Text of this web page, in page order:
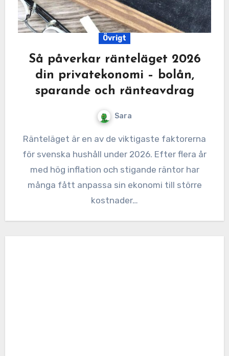
Övrigt
Så påverkar ränteläget 2026
din privatekonomi – bolån,
sparande och ränteavdrag
Sara
Ränteläget är en av de viktigaste faktorerna
för svenska hushåll under 2026. Efter flera år
med hög inflation och stigande räntor har
många fått anpassa sin ekonomi till större
kostnader…